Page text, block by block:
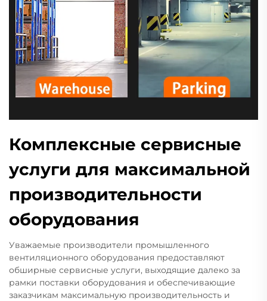
Комплексные сервисные
услуги для максимальной
производительности
оборудования
Уважаемые производители промышленного
вентиляционного оборудования предоставляют
обширные сервисные услуги, выходящие далеко за
рамки поставки оборудования и обеспечивающие
заказчикам максимальную производительность и